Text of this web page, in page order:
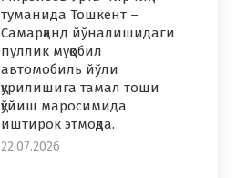
туманида Тошкент –
Самарқанд йўналишидаги
пуллик муқобил
автомобиль йўли
қурилишига тамал тоши
қўйиш маросимида
иштирок этмоқда.
22.07.2026